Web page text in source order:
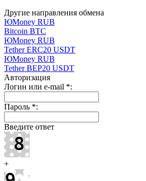
Другие направления обмена
ЮMoney RUB
Bitcoin BTC
ЮMoney RUB
Tether ERC20 USDT
ЮMoney RUB
Tether BEP20 USDT
Авторизация
Логин или e-mail *:
Пароль *:
Введите ответ
+